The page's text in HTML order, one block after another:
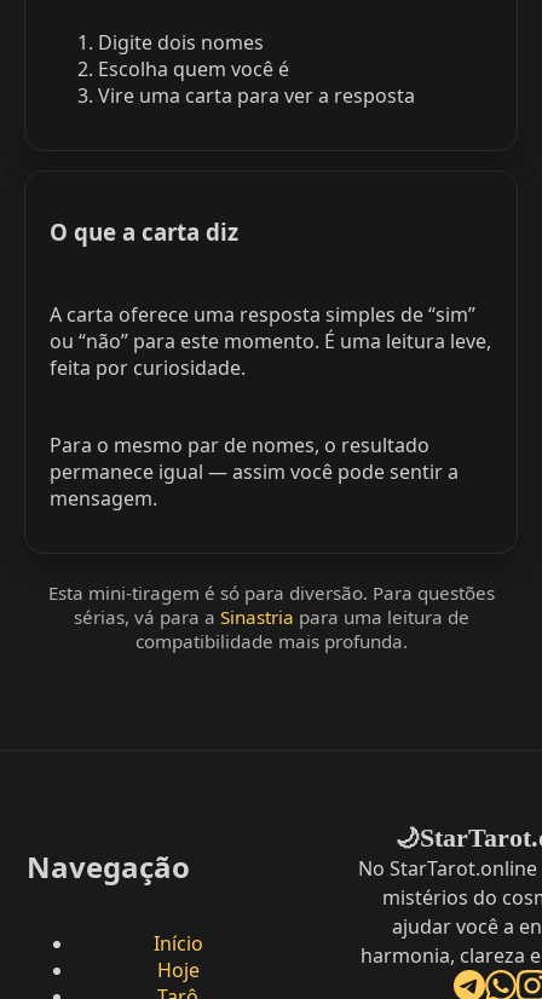
Digite dois nomes
Escolha quem você é
Vire uma carta para ver a resposta
O que a carta diz
A carta oferece uma resposta simples de “sim”
ou “não” para este momento. É uma leitura leve,
feita por curiosidade.
Para o mesmo par de nomes, o resultado
permanece igual — assim você pode sentir a
mensagem.
Esta mini-tiragem é só para diversão. Para questões
sérias, vá para a Sinastria para uma leitura de
compatibilidade mais profunda.
Navegação
Início
Hoje
🌙
No
mistérios do
ajudar você a
harmonia, clareza